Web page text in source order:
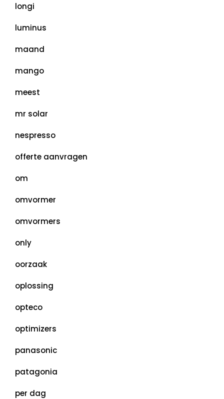
longi
luminus
maand
mango
meest
mr solar
nespresso
offerte aanvragen
om
omvormer
omvormers
only
oorzaak
oplossing
opteco
optimizers
panasonic
patagonia
per dag